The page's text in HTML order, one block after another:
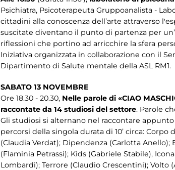
Psichiatra, Psicoterapeuta Gruppoanalista -
cittadini alla conoscenza dell’arte attraverso
suscitate diventano il punto di partenza per
riflessioni che portino ad arricchire la sfera
Iniziativa organizzata in collaborazione con il
Dipartimento di Salute mentale della ASL RM1.
SABATO 13 NOVEMBRE
Ore 18.30 - 20.30, Nelle parole di «CIAO
raccontate da 14 studiosi del settore. Parole
Gli studiosi si alternano nel raccontare
percorsi della singola durata di 10’ circa:
(Claudia Verdat); Dipendenza (Carlotta
(Flaminia Petrassi); Kids (Gabriele Stabile),
Lombardi); Terrore (Claudio Crescentini); Volto